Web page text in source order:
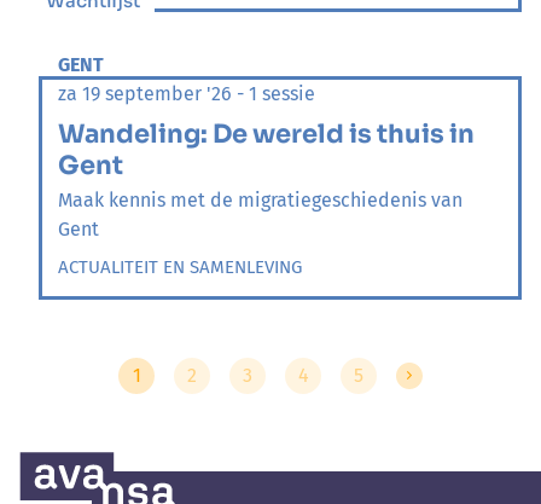
GENT
za 19 september '26 - 1 sessie
Wandeling: De wereld is thuis in
Gent
Maak kennis met de migratiegeschiedenis van
Gent
ACTUALITEIT EN SAMENLEVING
1 2 3 4 5